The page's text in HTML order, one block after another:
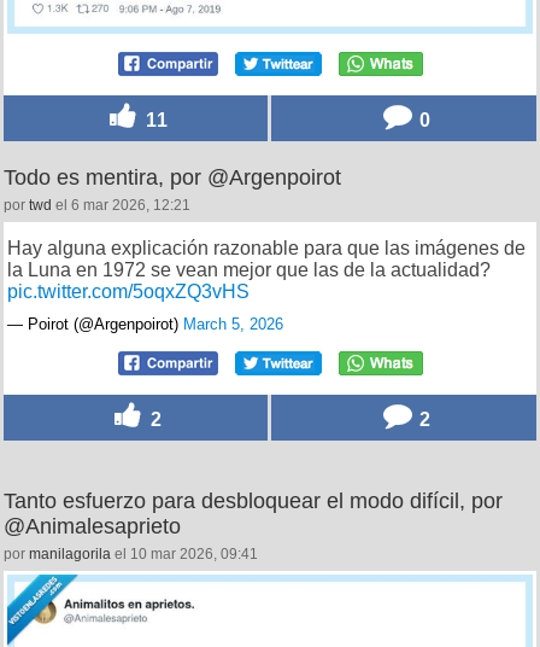
11 0
Todo es mentira, por @Argenpoirot
por twd el 6 mar 2026, 12:21
Hay alguna explicación razonable para que las imágenes de
la Luna en 1972 se vean mejor que las de la actualidad?
pic.twitter.com/5oqxZQ3vHS
— Poirot (@Argenpoirot) March 5, 2026
2 2
Tanto esfuerzo para desbloquear el modo difícil, por
@Animalesaprieto
por manilagorila el 10 mar 2026, 09:41